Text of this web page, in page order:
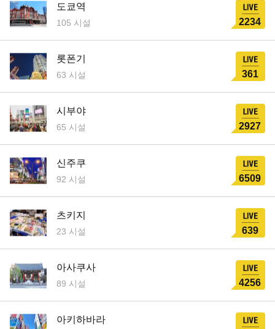
도쿄역
105 시설 2234
롯폰기
63 시설 361
시부야
65 시설 2927
신주쿠
92 시설 6509
츠키지
23 시설 639
아사쿠사
89 시설 4256
아키하바라